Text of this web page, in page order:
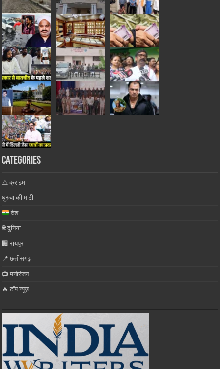
Categories
⚠️ क्राइम
घुरुवा की माटी
देश
🌐 दुनिया
🏢 रायपुर
📍 छत्तीसगढ़
📺 मनोरंजन
🔥 टॉप न्यूज़